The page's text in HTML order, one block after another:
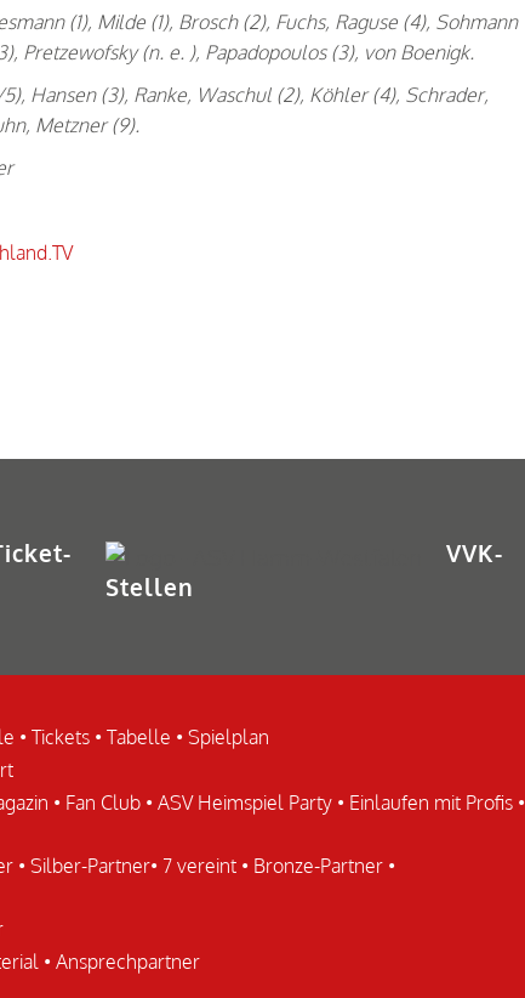
(1), Milde (1), Brosch (2), Fuchs, Raguse (4), Sohmann
Pretzewofsky (n. e. ), Papadopoulos (3), von Boenigk.
Hansen (3), Ranke, Waschul (2), Köhler (4), Schrader,
Metzner (9).
VVK-
Stellen
• Tickets • Tabelle • Spielplan
• Fan Club • ASV Heimspiel Party • Einlaufen mit Profis •
• Silber-Partner• 7 vereint • Bronze-Partner •
• Ansprechpartner